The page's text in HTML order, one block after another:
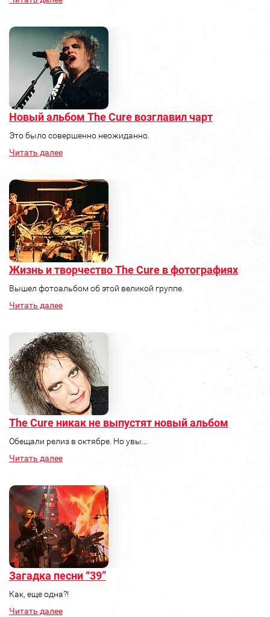
Новый альбом The Cure возглавил чарт
Это было совершенно неожиданно.
Читать далее
Жизнь и творчество The Cure в фотографиях
Вышел фотоальбом об этой великой группе.
Читать далее
The Cure никак не выпустят новый альбом
Обещали релиз в октябре. Но увы...
Читать далее
Загадка песни “39”
Как, еще одна?!
Читать далее